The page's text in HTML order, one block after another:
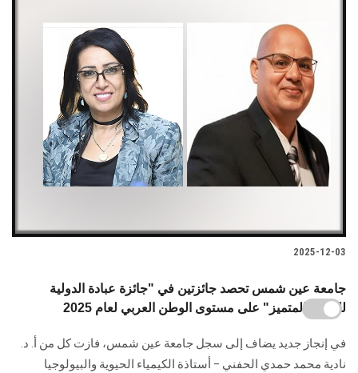
2025-12-03
جامعة عين شمس تحصد جائزتين في "جائزة عبادة الدولية
للباحث المتميز" على مستوى الوطن العربي لعام 2025
في إنجاز جديد يضاف إلى سجل جامعة عين شمس، فازت كل من أ. د.
نادية محمد حمدي الحفني – أستاذة الكيمياء الحيوية والبيولوجيا